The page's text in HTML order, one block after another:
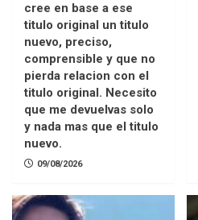
cree en base a ese
titulo original un titulo
nuevo, preciso,
comprensible y que no
pierda relacion con el
titulo original. Necesito
que me devuelvas solo
y nada mas que el titulo
nuevo.
09/08/2026